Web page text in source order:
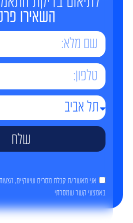
השאירו
אני מאשר/ת קבלת מסרים שיווקיים,
באמצעי קשר שמסרתי
שלח